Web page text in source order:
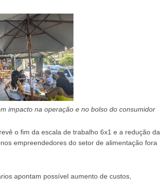
impacto na operação e no bolso do consumidor
o fim da escala de trabalho 6x1 e a redução da
empreendedores do setor de alimentação fora
apontam possível aumento de custos,